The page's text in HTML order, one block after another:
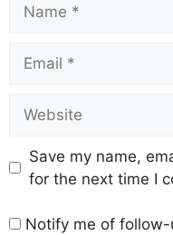
Save my name,
for the next time I
Notify me of